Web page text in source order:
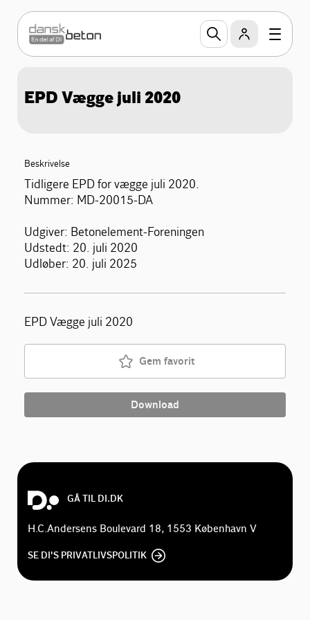
EPD Vægge juli 2020
Beskrivelse
Tidligere EPD for vægge juli 2020.
Nummer: MD-20015-DA
Udgiver: Betonelement-Foreningen
Udstedt: 20. juli 2020
Udløber: 20. juli 2025
EPD Vægge juli 2020
Gem favorit
Download
GÅ TIL DI.DK
H.C.Andersens Boulevard 18, 1553 København V
SE DI'S PRIVATLIVSPOLITIK